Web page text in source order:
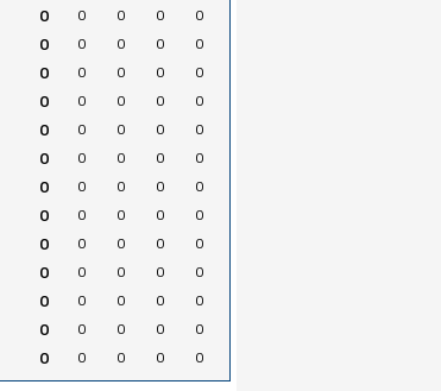
0 0 0 0
0
0 0 0 0
0
0 0 0 0
0
0 0 0 0
0
0 0 0 0
0
0 0 0 0
0
0 0 0 0
0
0 0 0 0
0
0 0 0 0
0
0 0 0 0
0
0 0 0 0
0
0 0 0 0
0
0 0 0 0 0